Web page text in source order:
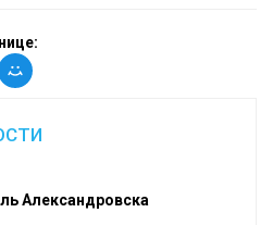
Александровска